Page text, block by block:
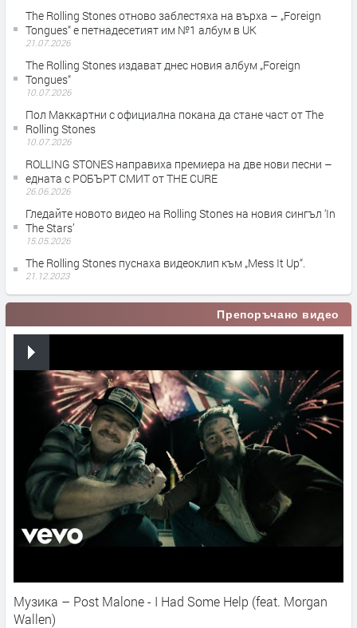
The Rolling Stones отново заблестяха на върха – „Foreign
Tongues“ е петнадесетият им №1 албум в UK
21.07.2026
The Rolling Stones издават днес новия албум „Foreign
Tongues“
10.07.2026
Пол Маккартни с официална покана да стане част от The
Rolling Stones
10.07.2026
ROLLING STONES направиха премиера на две нови песни –
едната с РОБЪРТ СМИТ от THE CURE
26.06.2026
Гледайте новото видео на Rolling Stones на новия сингъл ‘In
The Stars’
15.05.2026
The Rolling Stones пуснаха видеоклип към „Mess It Up“.
21.12.2023
Препоръчано видео
Музика – Post Malone - I Had Some Help (feat. Morgan
Wallen)